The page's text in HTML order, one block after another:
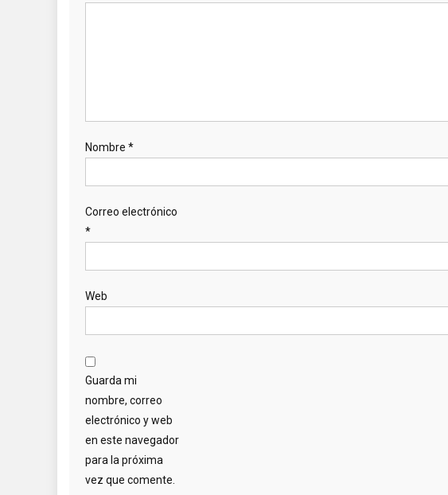
Nombre *
Correo electrónico
*
Web
Guarda mi
nombre, correo
electrónico y web
en este navegador
para la próxima
vez que comente.